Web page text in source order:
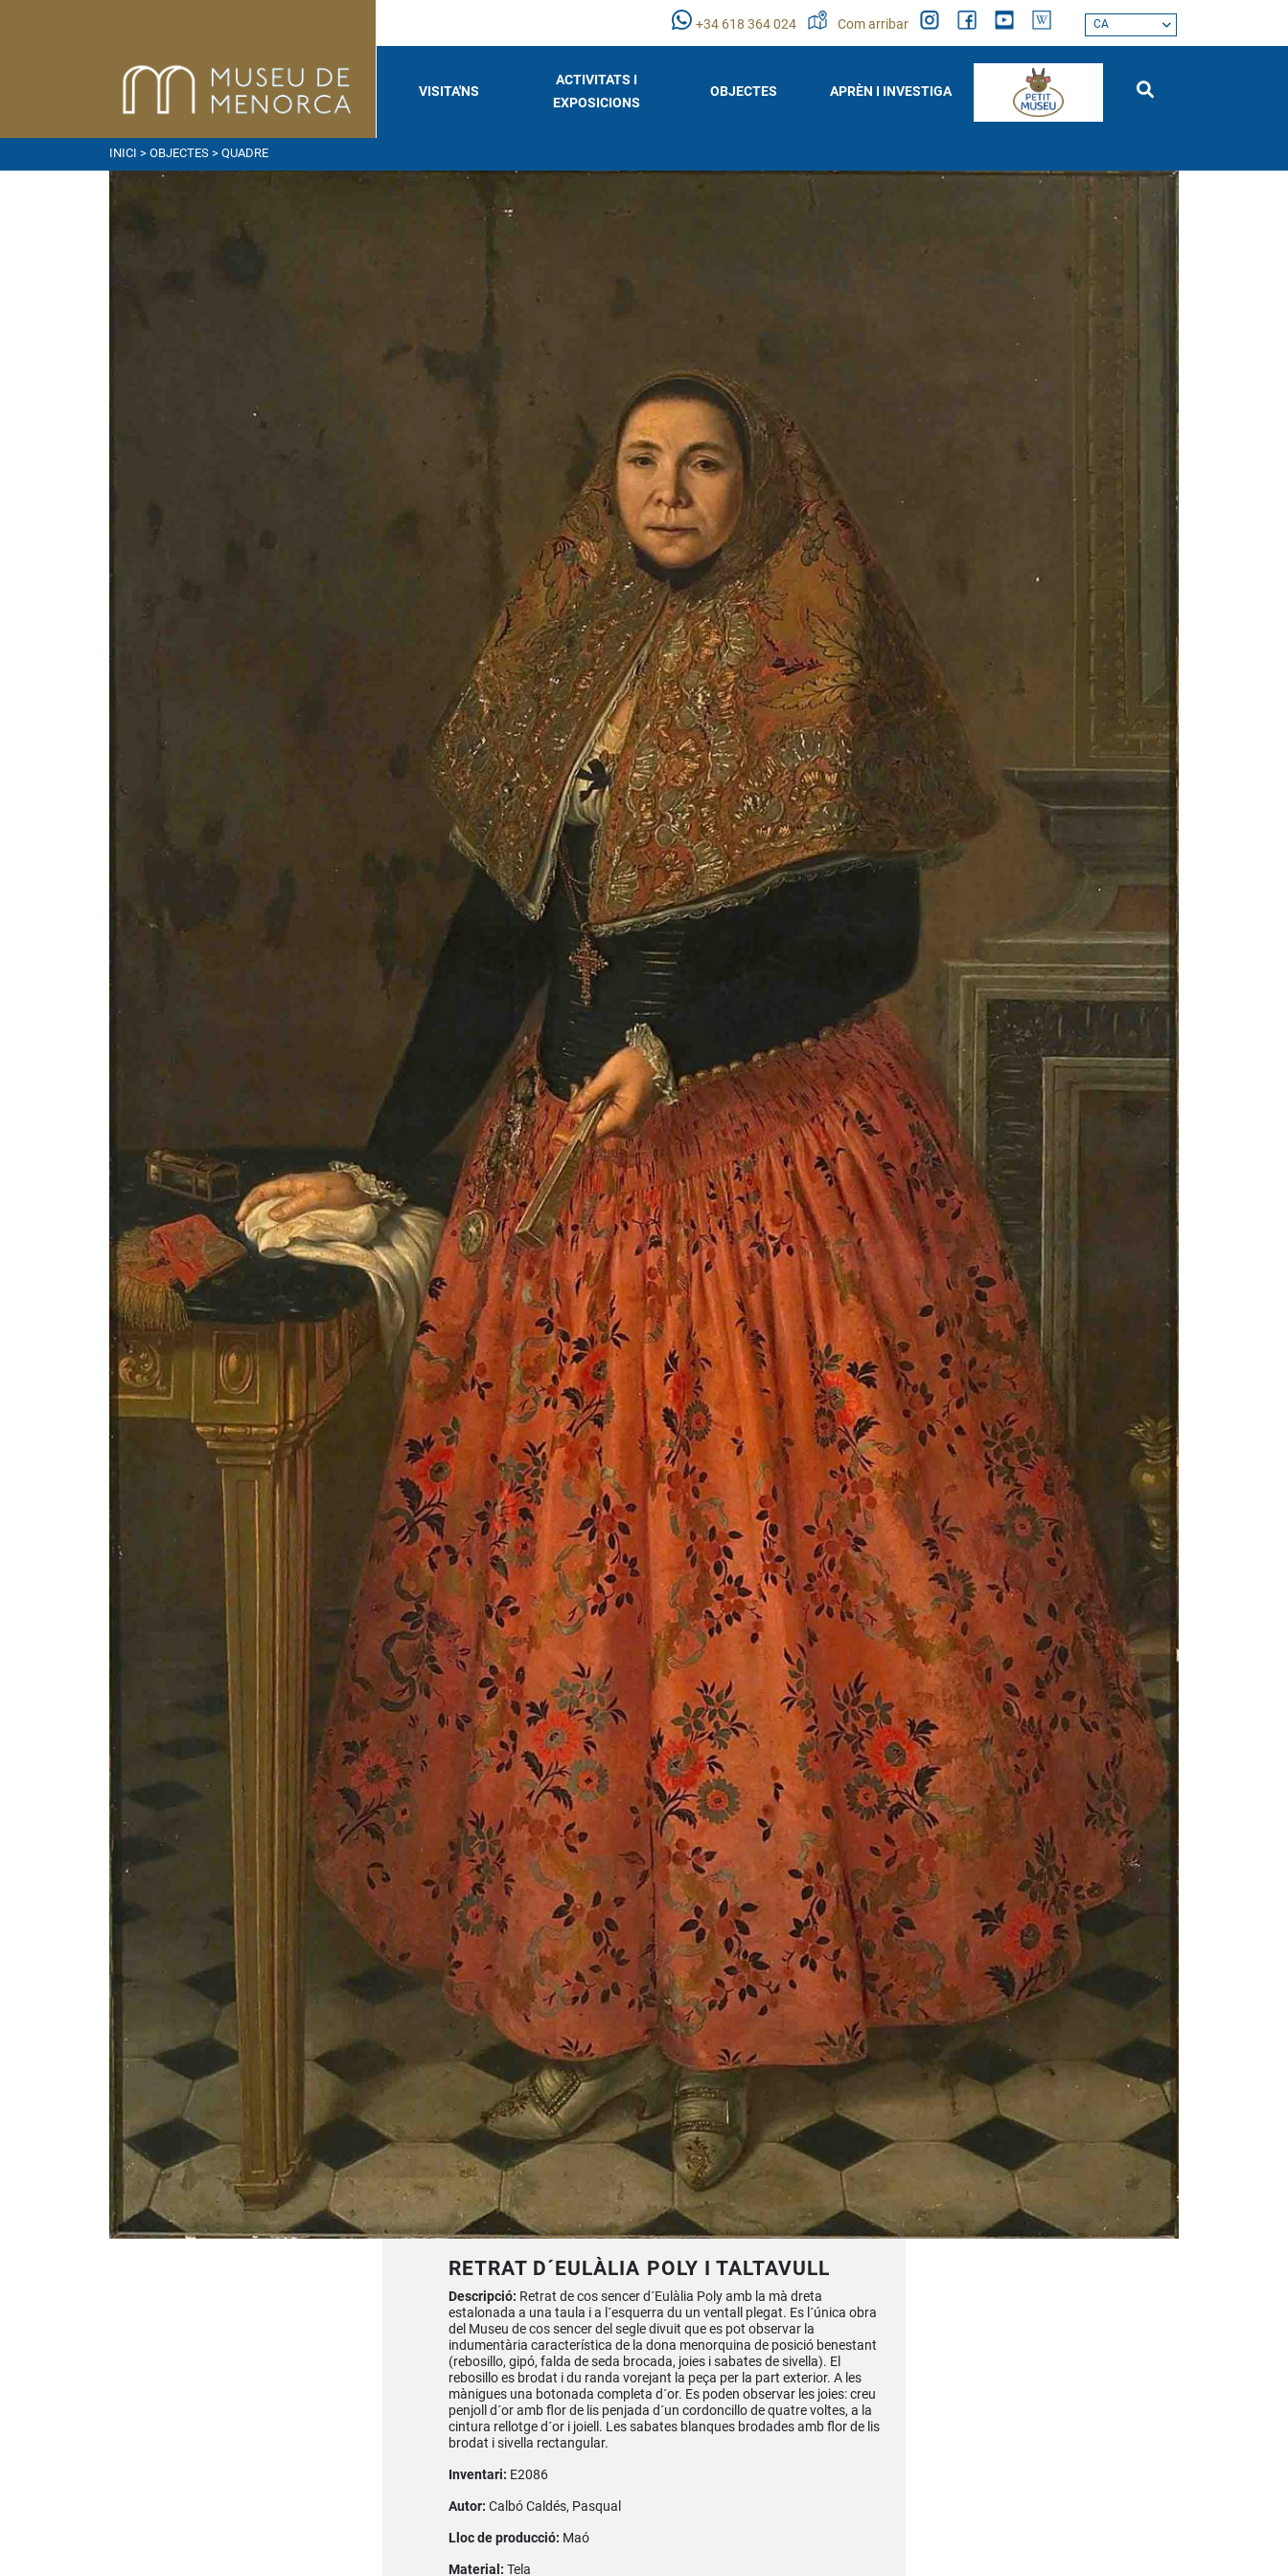
+34 618 364 024 Com arribar CA
VISITA'NS
ACTIVITATS I
EXPOSICIONS
OBJECTES APRÈN I INVESTIGA
INICI > OBJECTES > QUADRE
RETRAT D´EULÀLIA POLY I TALTAVULL
Descripció: Retrat de cos sencer d´Eulàlia Poly amb la mà dreta
estalonada a una taula i a l´esquerra du un ventall plegat. Es l´única obra
del Museu de cos sencer del segle divuit que es pot observar la
indumentària característica de la dona menorquina de posició benestant
(rebosillo, gipó, falda de seda brocada, joies i sabates de sivella). El
rebosillo es brodat i du randa vorejant la peça per la part exterior. A les
mànigues una botonada completa d´or. Es poden observar les joies: creu
penjoll d´or amb flor de lis penjada d´un cordoncillo de quatre voltes, a la
cintura rellotge d´or i joiell. Les sabates blanques brodades amb flor de lis
brodat i sivella rectangular.
Inventari: E2086
Autor: Calbó Caldés, Pasqual
Lloc de producció: Maó
Material: Tela